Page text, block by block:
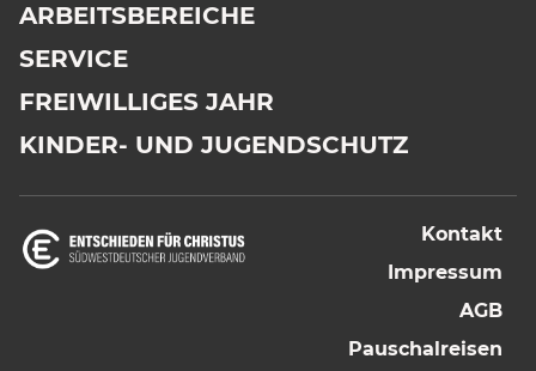
ARBEITSBEREICHE
SERVICE
FREIWILLIGES JAHR
KINDER- UND JUGENDSCHUTZ
Kontakt
Impressum
AGB
Pauschalreisen